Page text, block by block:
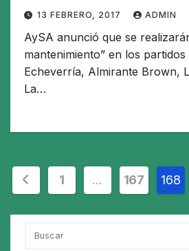
13 FEBRERO, 2017 ADMIN
AySA anunció que se
mantenimiento” en los partidos
Echeverría, Almirante Brown,
La…
Paginación
de
entradas
1 … 167 168